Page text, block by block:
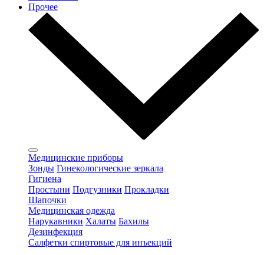
Прочее
Медицинские приборы
Зонды Гинекологические зеркала
Гигиена
Простыни Подгузники Прокладки
Шапочки
Медицинская одежда
Нарукавники Халаты Бахилы
Дезинфекция
Салфетки спиртовые для инъекций